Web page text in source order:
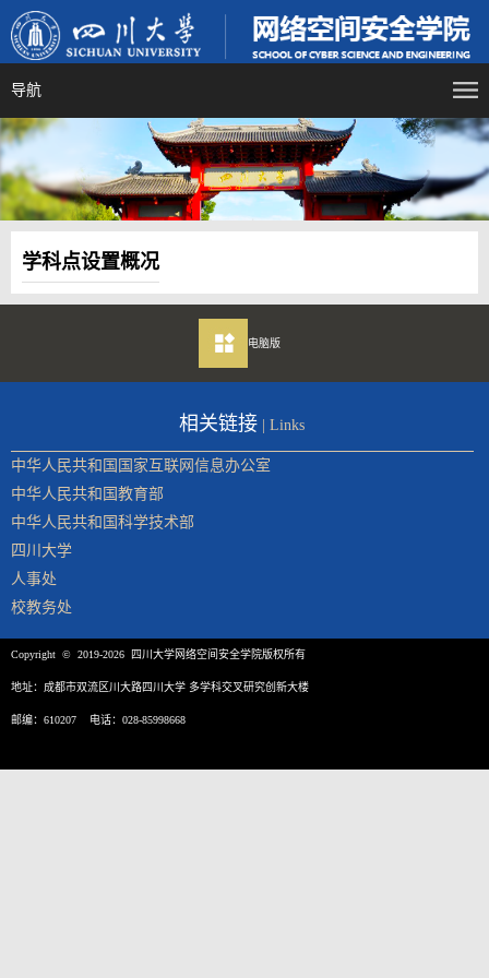
导航
学科点设置概况
电脑版
相关链接 | Links
中华人民共和国国家互联网信息办公室
中华人民共和国教育部
中华人民共和国科学技术部
四川大学
人事处
校教务处
Copyright © 2019-2026 四川大学网络空间安全学院版权所有
地址：成都市双流区川大路四川大学 多学科交叉研究创新大楼
邮编：610207 电话：028-85998668